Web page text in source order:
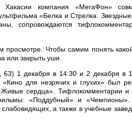
Хакасии компания «МегаФон»
«Белка и Стрелка.
сопровождаются
просмотре. Чтобы самим понять
или закрыть уши.
63) 1 декабря в 14:30 и 2 декабря в
для незрячих и глухих» был
сердца». Тифлокомментарии и
«Поддубный» и
а также в учебные